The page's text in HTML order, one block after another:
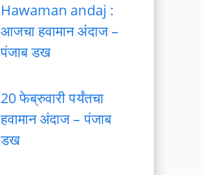
Hawaman andaj :
आजचा हवामान अंदाज –
पंजाब डख
20 फेब्रुवारी पर्यंतचा
हवामान अंदाज – पंजाब
डख